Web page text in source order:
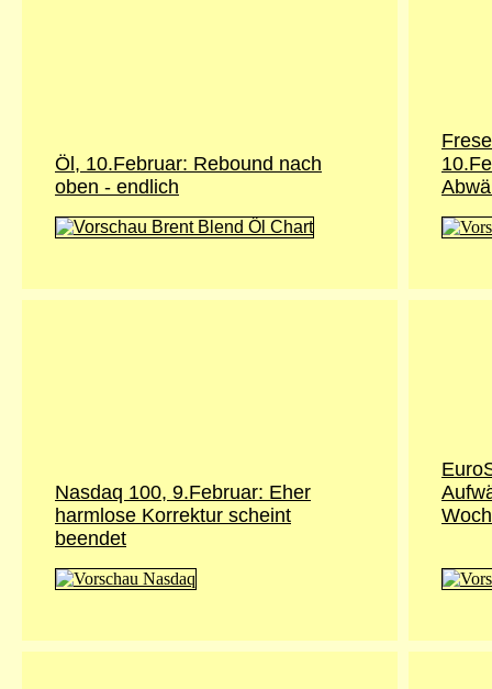
Öl, 10.Februar: Rebound nach
oben - endlich
Nasdaq 100, 9.Februar: Eher
harmlose Korrektur scheint
beendet